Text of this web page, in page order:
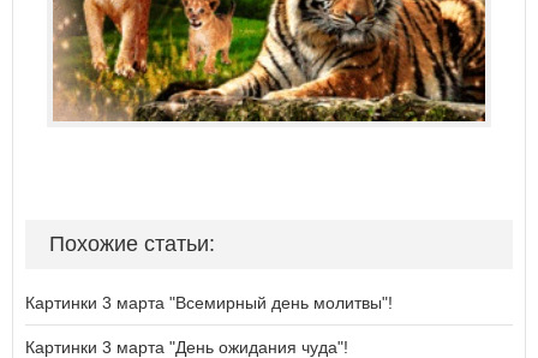
Похожие статьи:
Картинки 3 марта "Всемирный день молитвы"!
Картинки 3 марта "День ожидания чуда"!